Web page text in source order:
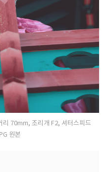
70mm, 조리개 F2, 셔터스피드
원본